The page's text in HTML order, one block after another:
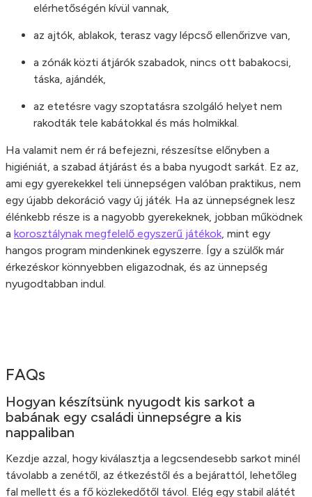
elérhetőségén kívül vannak,
az ajtók, ablakok, terasz vagy lépcső ellenőrizve van,
a zónák közti átjárók szabadok, nincs ott babakocsi,
táska, ajándék,
az etetésre vagy szoptatásra szolgáló helyet nem
rakodták tele kabátokkal és más holmikkal.
Ha valamit nem ér rá befejezni, részesítse előnyben a
higiéniát, a szabad átjárást és a baba nyugodt sarkát. Ez az,
ami egy gyerekekkel teli ünnepségen valóban praktikus, nem
egy újabb dekoráció vagy új játék. Ha az ünnepségnek lesz
élénkebb része is a nagyobb gyerekeknek, jobban működnek
a korosztálynak megfelelő egyszerű játékok , mint egy
hangos program mindenkinek egyszerre. Így a szülők már
érkezéskor könnyebben eligazodnak, és az ünnepség
nyugodtabban indul.
FAQs
Hogyan készítsünk nyugodt kis sarkot a
babának egy családi ünnepségre a kis
nappaliban
Kezdje azzal, hogy kiválasztja a legcsendesebb sarkot minél
távolabb a zenétől, az étkezéstől és a bejárattól, lehetőleg
fal mellett és a fő közlekedőtől távol. Elég egy stabil alátét